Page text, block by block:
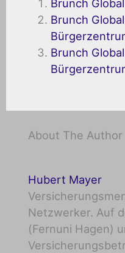
Brunch
Brunch
Brunch
About The Author
Hubert Mayer
Netzwerker. Auf
(Fernuni Hagen)